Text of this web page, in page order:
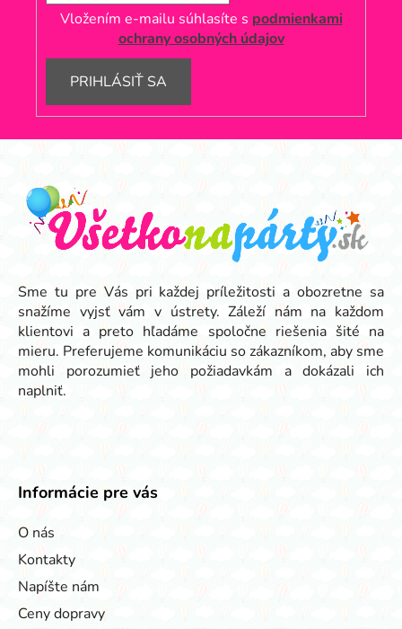
Vložením e-mailu súhlasíte s podmienkami
ochrany osobných údajov
PRIHLÁSIŤ SA
Z
Sme tu pre Vás pri každej príležitosti a obozretne sa
snažíme vyjsť vám v ústrety. Záleží nám na každom
klientovi a preto hľadáme spoločne riešenia šité na
mieru. Preferujeme komunikáciu so zákazníkom, aby sme
mohli porozumieť jeho požiadavkám a dokázali ich
naplniť.
Informácie pre vás
O nás
Kontakty
Napíšte nám
Ceny dopravy